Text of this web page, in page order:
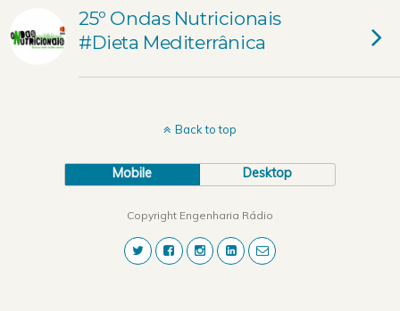
25º Ondas Nutricionais
#Dieta Mediterrânica
Back to top
Mobile Desktop
Copyright Engenharia Rádio